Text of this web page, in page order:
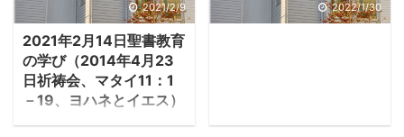
2021/2/9
2021年2月14日聖書教育
の学び（2014年4月23
日祈祷会、マタイ11：1
－19、ヨハネとイエス）
1.洗礼者ヨハネとイエ
2022/1/30